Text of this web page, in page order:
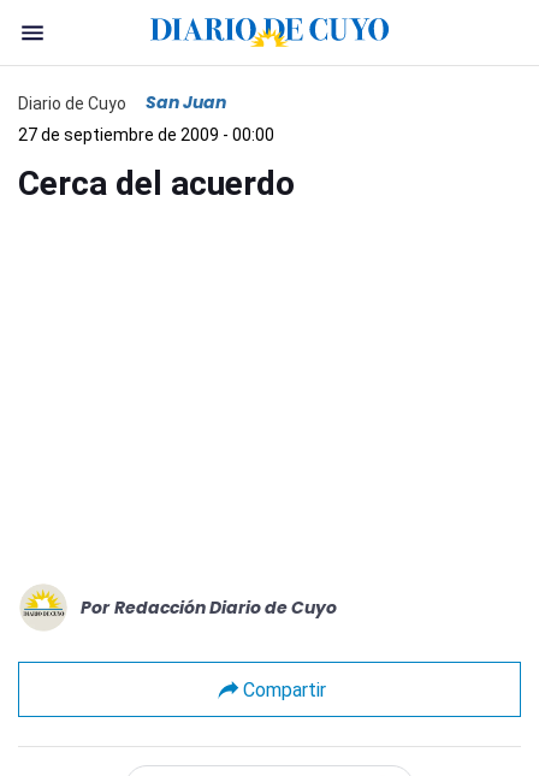
Diario de Cuyo San Juan
27 de septiembre de 2009 - 00:00
Cerca del acuerdo
Por Redacción Diario de Cuyo
Compartir